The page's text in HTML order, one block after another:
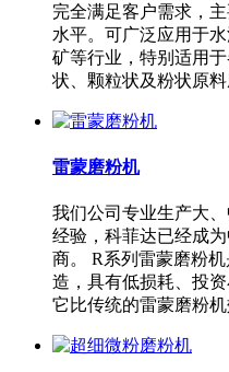
完全满足客户需求，
水平。可广泛应用于
矿等行业，特别适用
状、颗粒状及粉状原
雷蒙磨粉机
我们公司专业生产大
经验，科菲达已经成
商。 R系列雷蒙磨粉
造，具有低损耗、投
它比传统的雷蒙磨粉机